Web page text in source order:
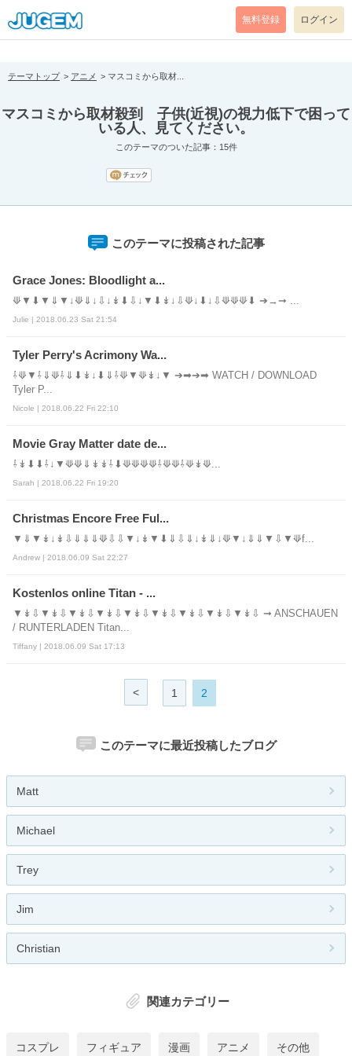
[pear_error: message="Success" code=0 mode=return level=notice
prefix="" info=""]
無料登録 ログイン
テーマトップ アニメ マスコミから取材...
マスコミから取材殺到 子供(近視)の視力低下で困って
いる人、見てください。
このテーマのついた記事：15件
このテーマに投稿された記事
Grace Jones: Bloodlight a...
⟱▼⬇▼⇓▼↓⟱⇓↓⇩↓↡⬇⇩↓▼⬇↡↓⇩⟱↓⬇↓⇩⟱⟱⟱⬇ ➔→➞ ...
Julie | 2018.06.23 Sat 21:54
Tyler Perry's Acrimony Wa...
⇩⟱▼⇩⇓⟱⇩⇓⬇↡↓⬇⇓⇩⟱▼⟱↡↓▼ ➔➡➔➡ WATCH / DOWNLOAD
Tyler P...
Nicole | 2018.06.22 Fri 22:10
Movie Gray Matter date de...
⇩↡⬇⬇⇩↓▼⟱⟱⇓↡↡⇩⬇⟱⟱⟱⟱⇩⟱⟱⇩⟱↡⟱...
Sarah | 2018.06.22 Fri 19:20
Christmas Encore Free Ful...
▼⇓▼↡↓↡⇩⇓⇓⇓⟱⇩⇩▼↓↡▼⬇⇓⇩⇓↓↡⇓↓⟱▼↓⇓⇓▼⇩▼⟱f...
Andrew | 2018.06.09 Sat 22:27
Kostenlos online Titan - ...
▼↡⇩▼↡⇩▼↡⇩▼↡⇩▼↡⇩▼↡⇩▼↡⇩▼↡⇩▼↡⇩ ➞ ANSCHAUEN
/ RUNTERLADEN Titan...
Tiffany | 2018.06.09 Sat 17:13
< 1 2
このテーマに最近投稿したブログ
Matt
Michael
Trey
Jim
Christian
関連カテゴリー
コスプレ フィギュア 漫画 アニメ その他